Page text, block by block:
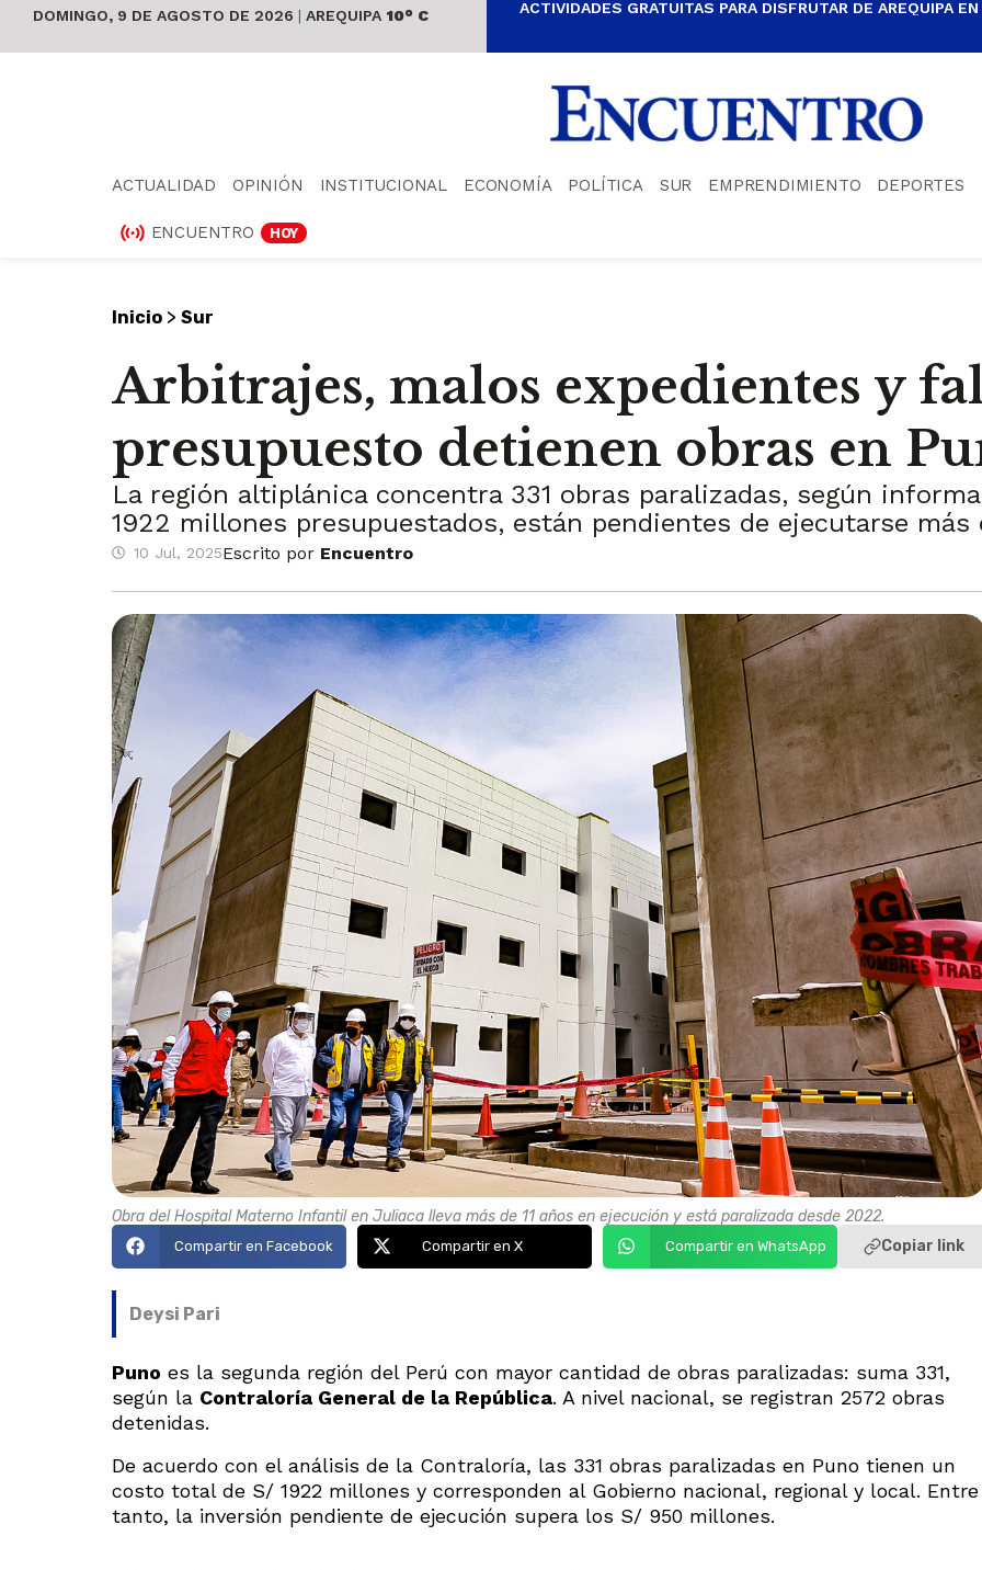
DOMINGO, 9 DE AGOSTO DE 2026 | AREQUIPA 10° C ACTIVIDADES GRATUITAS PARA DISFRUTAR DE AREQUIPA
ACTUALIDAD OPINIÓN INSTITUCIONAL ECONOMÍA POLÍTICA SUR EMPRENDIMIENTO DEPORTES
ENCUENTRO HOY
Inicio > Sur
Arbitrajes, malos expedientes y
presupuesto detienen obras en
La región altiplánica concentra 331 obras paralizadas, según
1922 millones presupuestados, están pendientes de ejecutarse
10 Jul, 2025Escrito por Encuentro
Obra del Hospital Materno Infantil en Juliaca lleva más de 11 años en ejecución y está paralizada desde 2022.
Compartir en Facebook Compartir en X Compartir en WhatsApp Copiar link
Deysi Pari
Puno es la segunda región del Perú con mayor cantidad de obras paralizadas: suma 331,
según la Contraloría General de la República. A nivel nacional, se registran 2572 obras
detenidas.
De acuerdo con el análisis de la Contraloría, las 331 obras paralizadas en Puno tienen un
costo total de S/ 1922 millones y corresponden al Gobierno nacional, regional y local. Entre
tanto, la inversión pendiente de ejecución supera los S/ 950 millones.